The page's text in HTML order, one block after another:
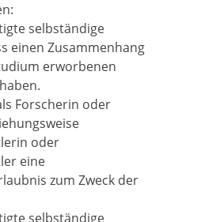
selbständige
einen Zusammenhang
erworbenen
Forscherin oder
oder
eine
zum Zweck der
selbständige